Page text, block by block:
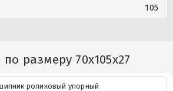
105
размеру 70x105x27
роликовый упорный